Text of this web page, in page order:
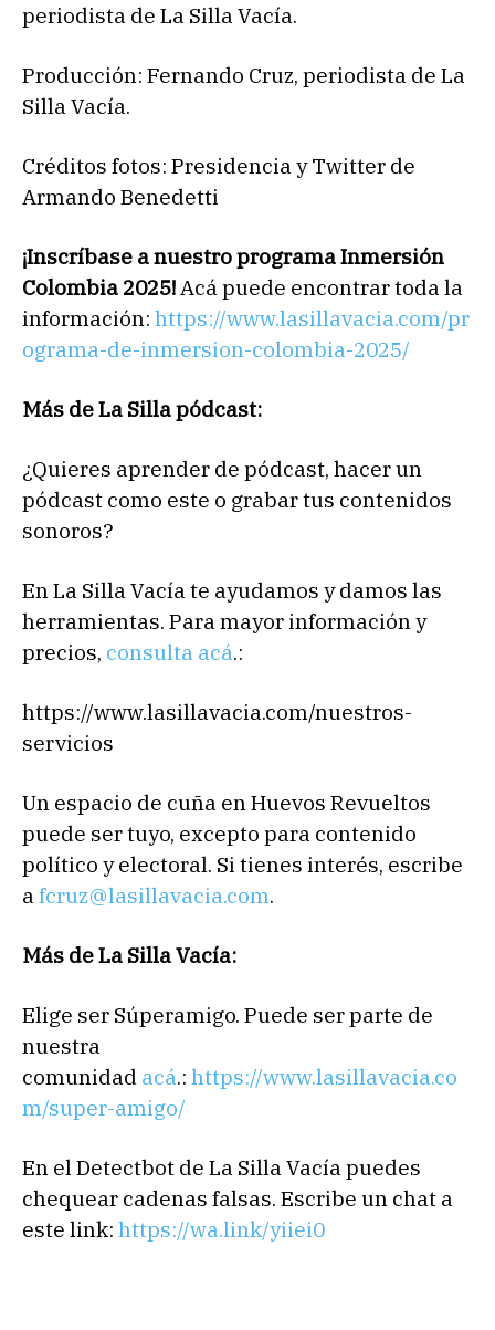
periodista de La Silla Vacía.
Producción: Fernando Cruz, periodista de La
Silla Vacía.
Créditos fotos: Presidencia y Twitter de
Armando Benedetti
¡Inscríbase a nuestro programa Inmersión
Colombia 2025!Acá puede encontrar toda la
información: https://www.lasillavacia.com/pr
ograma-de-inmersion-colombia-2025/
Más de La Silla pódcast:
¿Quieres aprender de pódcast, hacer un
pódcast como este o grabar tus contenidos
sonoros?
En La Silla Vacía te ayudamos y damos las
herramientas. Para mayor información y
precios, consulta acá.:
https://www.lasillavacia.com/nuestros-
servicios
Un espacio de cuña en Huevos Revueltos
puede ser tuyo, excepto para contenido
político y electoral. Si tienes interés, escribe
afcruz@lasillavacia.com.
Más de La Silla Vacía:
Elige ser Súperamigo. Puede ser parte de
nuestra
comunidad acá.: https://www.lasillavacia.co
m/super-amigo/
En el Detectbot de La Silla Vacía puedes
chequear cadenas falsas. Escribe un chat a
este link: https://wa.link/yiiei0